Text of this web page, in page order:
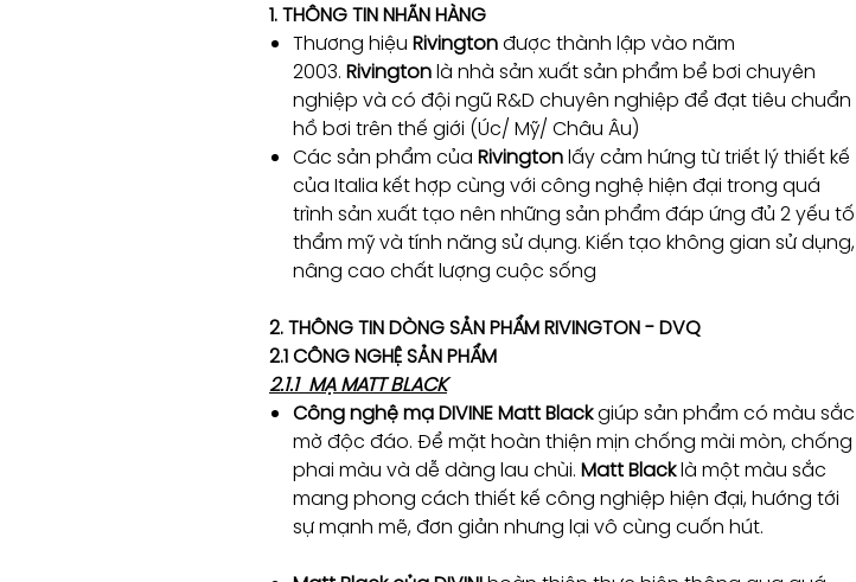
1. THÔNG TIN NHÃN HÀNG
Thương hiệu Rivingtonđược thành lập vào năm
2003. Rivingtonlà nhà sản xuất sản phẩm bể bơi chuyên
nghiệp và có đội ngũ R&D chuyên nghiệp để đạt tiêu chuẩn
hồ bơi trên thế giới (Úc/ Mỹ/ Châu Âu)
Các sản phẩm của Rivingtonlấy cảm hứng từ triết lý thiết kế
của Italia kết hợp cùng với công nghệ hiện đại trong quá
trình sản xuất tạo nên những sản phẩm đáp ứng đủ 2 yếu tố
thẩm mỹ và tính năng sử dụng. Kiến tạo không gian sử dụng,
nâng cao chất lượng cuộc sống
2. THÔNG TIN DÒNG SẢN PHẨM RIVINGTON - DVQ
2.1 CÔNG NGHỆ SẢN PHẨM
2.1.1 MẠ MATT BLACK
Công nghệ mạ DIVINE Matt Blackgiúp sản phẩm có màu sắc
mờ độc đáo. Để mặt hoàn thiện mịn chống mài mòn, chống
phai màu và dễ dàng lau chùi. Matt Blacklà một màu sắc
mang phong cách thiết kế công nghiệp hiện đại, hướng tới
sự mạnh mẽ, đơn giản nhưng lại vô cùng cuốn hút.